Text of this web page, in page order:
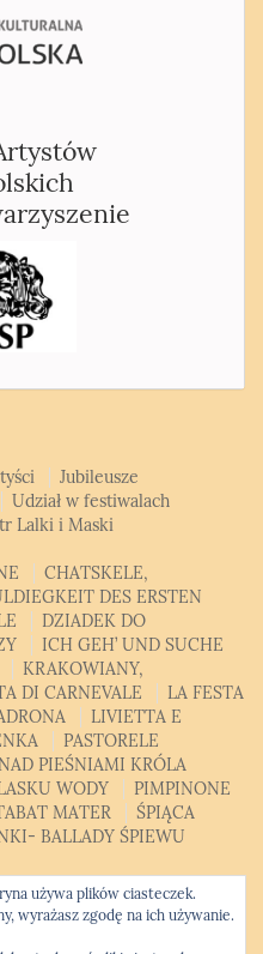
Jubileusze
Udział w festiwalach
Lalki i Maski
CHATSKELE,
DES ERSTEN
DZIADEK DO
ICH GEH’ UND SUCHE
KRAKOWIANY,
DI CARNEVALE
LA FESTA
LIVIETTA E
PASTORELE
PIEŚNIAMI KRÓLA
WODY
PIMPINONE
MATER
ŚPIĄCA
BALLADY ŚPIEWU
Bilety Kontakt
używa plików ciasteczek.
wyrażasz zgodę na ich używanie.